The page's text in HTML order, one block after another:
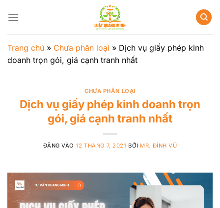
qua
dung
Trang chủ » Chưa phân loại » Dịch vụ giấy phép kinh
doanh trọn gói, giá cạnh tranh nhất
CHƯA PHÂN LOẠI
Dịch vụ giấy phép kinh doanh trọn
gói, giá cạnh tranh nhất
ĐĂNG VÀO 12 THÁNG 7, 2021 BỞI MR. ĐÌNH VŨ